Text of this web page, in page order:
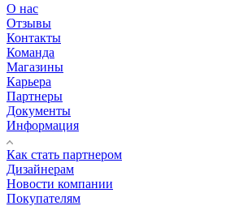
О нас
Отзывы
Контакты
Команда
Магазины
Карьера
Партнеры
Документы
Информация
Как стать партнером
Дизайнерам
Новости компании
Покупателям